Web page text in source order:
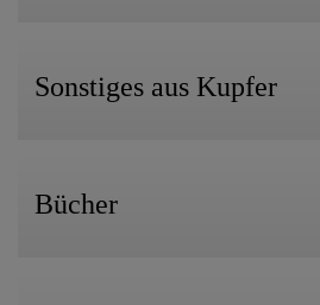
Sonstiges aus Kupfer
Bücher